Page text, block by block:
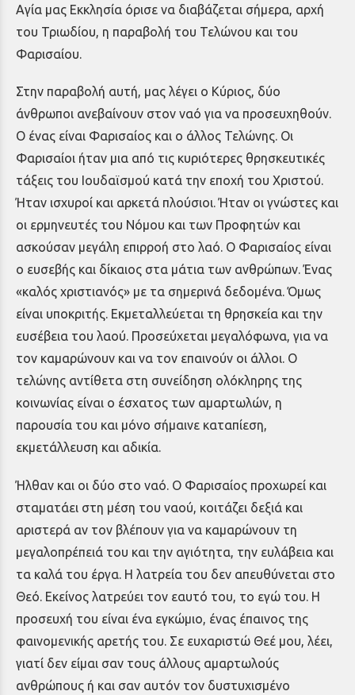
Αγία μας Εκκλησία όρισε να διαβάζεται σήμερα, αρχή
του Τριωδίου, η παραβολή του Τελώνου και του
Φαρισαίου.
Στην παραβολή αυτή, μας λέγει ο Κύριος, δύο
άνθρωποι ανεβαίνουν στον ναό για να προσευχηθούν.
Ο ένας είναι Φαρισαίος και ο άλλος Τελώνης. Οι
Φαρισαίοι ήταν μια από τις κυριότερες θρησκευτικές
τάξεις του Ιουδαϊσμού κατά την εποχή του Χριστού.
Ήταν ισχυροί και αρκετά πλούσιοι. Ήταν οι γνώστες και
οι ερμηνευτές του Νόμου και των Προφητών και
ασκούσαν μεγάλη επιρροή στο λαό. Ο Φαρισαίος είναι
ο ευσεβής και δίκαιος στα μάτια των ανθρώπων. Ένας
«καλός χριστιανός» με τα σημερινά δεδομένα. Όμως
είναι υποκριτής. Εκμεταλλεύεται τη θρησκεία και την
ευσέβεια του λαού. Προσεύχεται μεγαλόφωνα, για να
τον καμαρώνουν και να τον επαινούν οι άλλοι. Ο
τελώνης αντίθετα στη συνείδηση ολόκληρης της
κοινωνίας είναι ο έσχατος των αμαρτωλών, η
παρουσία του και μόνο σήμαινε καταπίεση,
εκμετάλλευση και αδικία.
Ήλθαν και οι δύο στο ναό. Ο Φαρισαίος προχωρεί και
σταματάει στη μέση του ναού, κοιτάζει δεξιά και
αριστερά αν τον βλέπουν για να καμαρώνουν τη
μεγαλοπρέπειά του και την αγιότητα, την ευλάβεια και
τα καλά του έργα. Η λατρεία του δεν απευθύνεται στο
Θεό. Εκείνος λατρεύει τον εαυτό του, το εγώ του. Η
προσευχή του είναι ένα εγκώμιο, ένας έπαινος της
φαινομενικής αρετής του. Σε ευχαριστώ Θεέ μου, λέει,
γιατί δεν είμαι σαν τους άλλους αμαρτωλούς
ανθρώπους ή και σαν αυτόν τον δυστυχισμένο